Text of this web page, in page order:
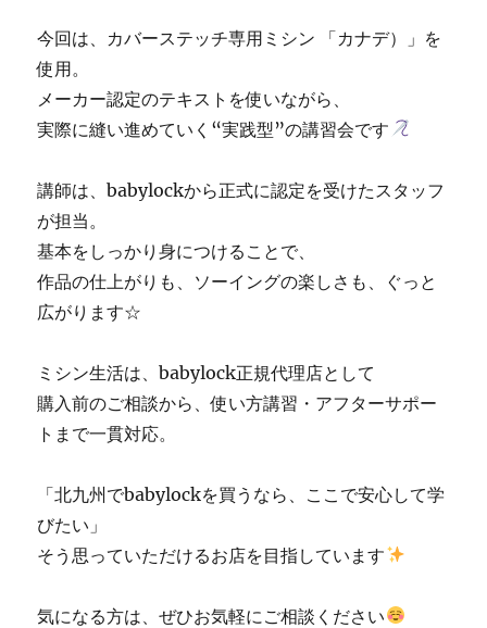
今回は、カバーステッチ専用ミシン 「カナデ）」を
使用。
メーカー認定のテキストを使いながら、
実際に縫い進めていく“実践型”の講習会です
講師は、babylockから正式に認定を受けたスタッフ
が担当。
基本をしっかり身につけることで、
作品の仕上がりも、ソーイングの楽しさも、ぐっと
広がります☆
ミシン生活は、babylock正規代理店として
購入前のご相談から、使い方講習・アフターサポー
トまで一貫対応。
「北九州でbabylockを買うなら、ここで安心して学
びたい」
そう思っていただけるお店を目指しています
気になる方は、ぜひお気軽にご相談ください